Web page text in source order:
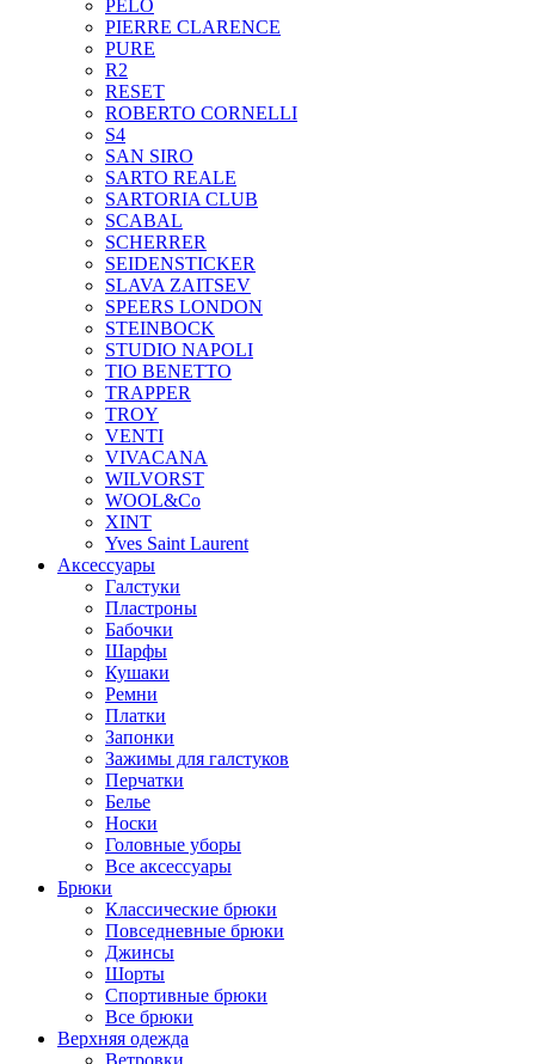
PELO
PIERRE CLARENCE
PURE
R2
RESET
ROBERTO CORNELLI
S4
SAN SIRO
SARTO REALE
SARTORIA CLUB
SCABAL
SCHERRER
SEIDENSTICKER
SLAVA ZAITSEV
SPEERS LONDON
STEINBOCK
STUDIO NAPOLI
TIO BENETTO
TRAPPER
TROY
VENTI
VIVACANA
WILVORST
WOOL&Co
XINT
Yves Saint Laurent
Аксессуары
Галстуки
Пластроны
Бабочки
Шарфы
Кушаки
Ремни
Платки
Запонки
Зажимы для галстуков
Перчатки
Белье
Носки
Головные уборы
Все аксессуары
Брюки
Классические брюки
Повседневные брюки
Джинсы
Шорты
Спортивные брюки
Все брюки
Верхняя одежда
Ветровки